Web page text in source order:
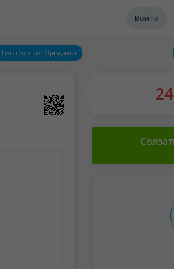
Войти
Тип сделки: Продажа